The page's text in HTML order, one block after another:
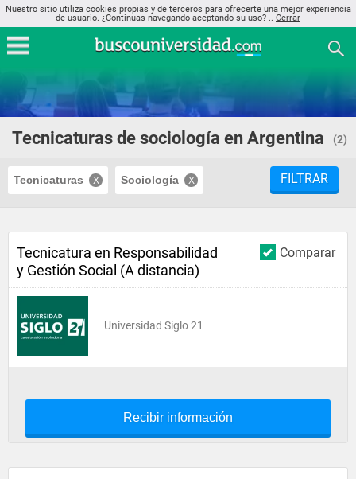
Nuestro sitio utiliza cookies propias y de terceros para ofrecerte una mejor experiencia
de usuario. ¿Continuas navegando aceptando su uso? .. Cerrar
Tecnicaturas de sociología en Argentina (2)
Tecnicaturas Sociología FILTRAR
Comparar
Tecnicatura en Responsabilidad
y Gestión Social (A distancia)
Universidad Siglo 21
Recibir información